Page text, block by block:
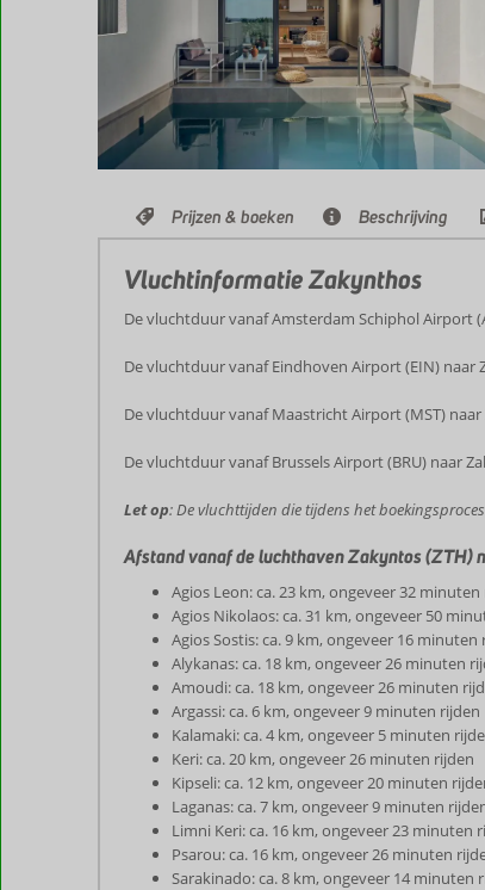
Prijzen & boeken Beschrijving
Vluchtinformatie Zakynthos
De vluchtduur vanaf Amsterdam Schiphol Airport
De vluchtduur vanaf Eindhoven Airport (EIN) naar
De vluchtduur vanaf Maastricht Airport (MST)
De vluchtduur vanaf Brussels Airport (BRU) naar
Let op: De vluchttijden die tijdens het
Afstand vanaf de luchthaven Zakyntos (ZTH)
Agios Leon: ca. 23 km, ongeveer 32 minuten
Agios Nikolaos: ca. 31 km, ongeveer 50
Agios Sostis: ca. 9 km, ongeveer 16 minuten
Alykanas: ca. 18 km, ongeveer 26 minuten
Amoudi: ca. 18 km, ongeveer 26 minuten
Argassi: ca. 6 km, ongeveer 9 minuten rijden
Kalamaki: ca. 4 km, ongeveer 5 minuten
Keri: ca. 20 km, ongeveer 26 minuten rijden
Kipseli: ca. 12 km, ongeveer 20 minuten
Laganas: ca. 7 km, ongeveer 9 minuten
Limni Keri: ca. 16 km, ongeveer 23 minuten
Psarou: ca. 16 km, ongeveer 26 minuten
Sarakinado: ca. 8 km, ongeveer 14 minuten